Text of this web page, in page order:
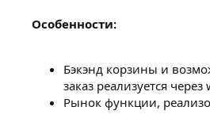
Особенности:
Бэкэнд корзины и
заказ реализуется
Рынок функции,